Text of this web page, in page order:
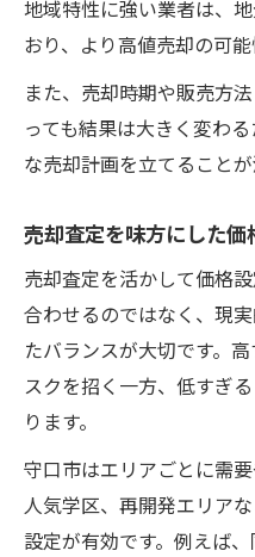
地域特性に強い業者は、
おり、より高値売却の可能
また、売却時期や販売方
っても結果は大きく変わ
な売却計画を立てること
売却査定を味方にした価
売却査定を活かして価格
合わせるのではなく、現
たバランスが大切です。
スクを招く一方、低すぎ
ります。
守口市はエリアごとに需
人気学区、再開発エリア
設定が有効です。例えば